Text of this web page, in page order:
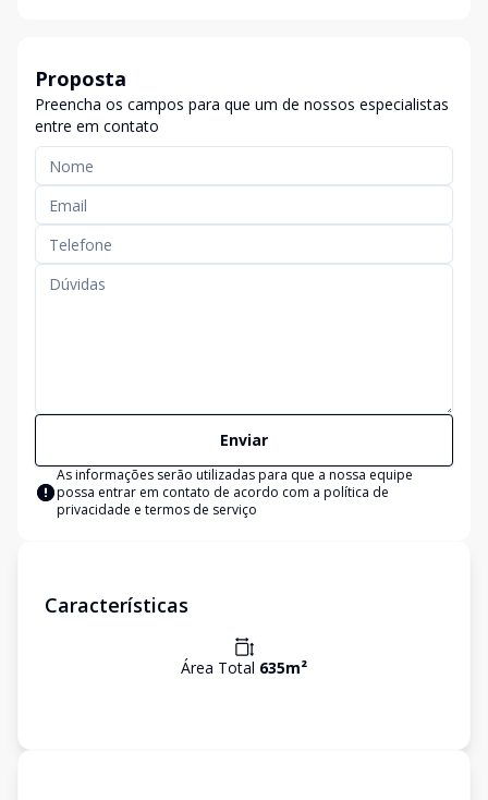
Proposta
Preencha os campos para que um de nossos especialistas
entre em contato
Enviar
As informações serão utilizadas para que a nossa equipe
possa entrar em contato de acordo com a política de
privacidade e termos de serviço
Características
Área Total 635m²